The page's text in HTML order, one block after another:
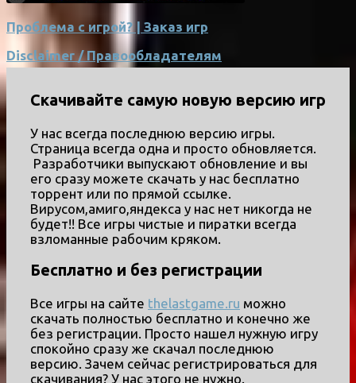
Проблема с игрой? | Заказ игр
Disclaimer / Правообладателям
Скачивайте самую новую версию игр
У нас всегда последнюю версию игры.
Страница всегда одна и просто обновляется.
Разработчики выпускают обновление и вы
его сразу можете скачать у нас бесплатно
торрент или по прямой ссылке.
Вирусом,амиго,яндекса у нас нет никогда не
будет!! Все игры чистые и пиратки всегда
взломанные рабочим кряком.
Бесплатно и без регистрации
Все игры на сайте thelastgame.ru можно
скачать полностью бесплатно и конечно же
без регистрации. Просто нашел нужную игру
спокойно сразу же скачал последнюю
версию. Зачем сейчас регистрироваться для
скачивания? У нас этого не нужно.